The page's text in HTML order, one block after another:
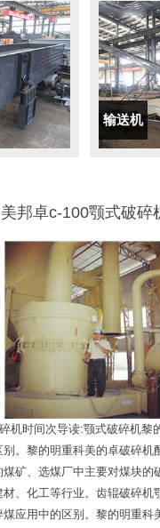
输送机
美邦卓c-100颚式破碎
机时间次导读:颚式破碎机黎
。黎的明重科美的卓破碎机
矿、选煤厂中主要对煤块的
、化工等行业。齿辊破碎机
应用中的区别。黎的明重科